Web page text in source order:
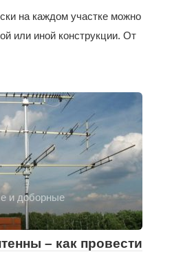
на каждом участке можно
или иной конструкции. От
и доборные
– как провести